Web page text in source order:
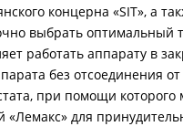
концерна «SIT», а
выбрать оптимальный
работать аппарату в
без отсоединения
при помощи
для